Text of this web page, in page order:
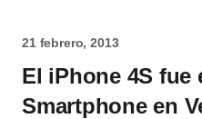
21 febrero, 2013
El iPhone 4S fue
Smartphone en